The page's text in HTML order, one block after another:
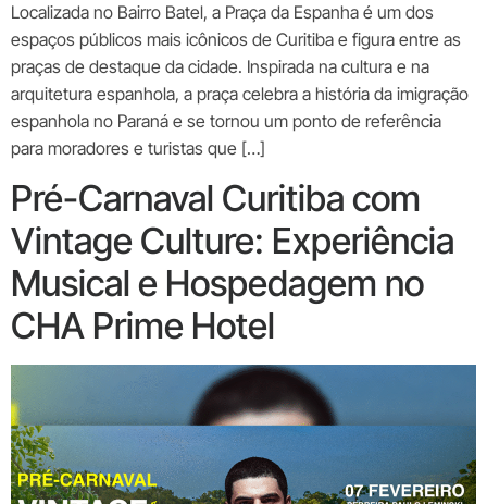
Localizada no Bairro Batel, a Praça da Espanha é um dos
espaços públicos mais icônicos de Curitiba e figura entre as
praças de destaque da cidade. Inspirada na cultura e na
arquitetura espanhola, a praça celebra a história da imigração
espanhola no Paraná e se tornou um ponto de referência
para moradores e turistas que […]
Pré-Carnaval Curitiba com
Vintage Culture: Experiência
Musical e Hospedagem no
CHA Prime Hotel